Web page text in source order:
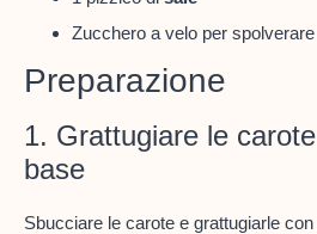
Zucchero a velo per spolverare
Preparazione
1. Grattugiare le
base
Sbucciare le carote e grattugiarle